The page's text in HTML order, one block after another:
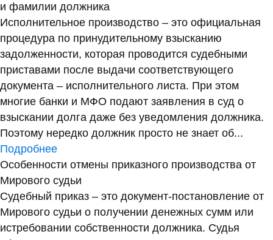
и фамилии должника
Исполнительное производство – это официальная
процедура по принудительному взысканию
задолженности, которая проводится судебными
приставами после выдачи соответствующего
документа – исполнительного листа. При этом
многие банки и МФО подают заявления в суд о
взыскании долга даже без уведомления должника.
Поэтому нередко должник просто не знает об...
Подробнее
Особенности отмены приказного производства от
Мирового судьи
Судебный приказ – это документ-постановление от
Мирового судьи о получении денежных сумм или
истребовании собственности должника. Судья